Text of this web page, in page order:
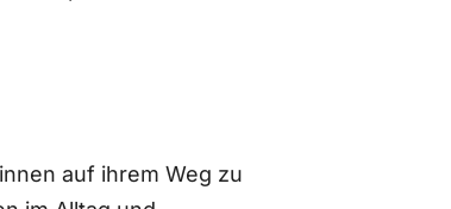
auf ihrem Weg zu